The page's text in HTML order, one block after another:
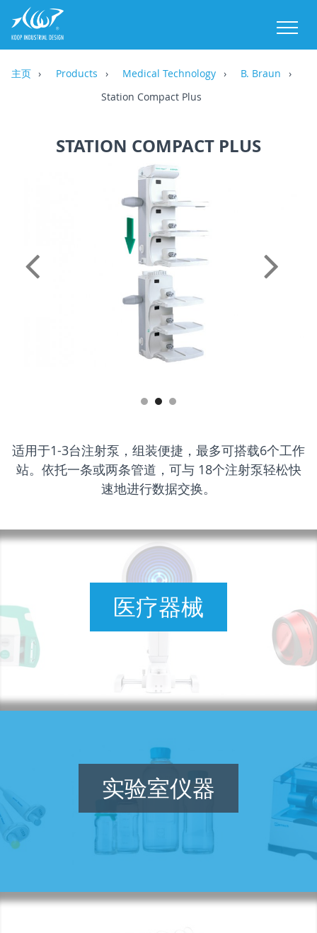
主页 Products Medical Technology
B. Braun
Station Compact Plus
STATION COMPACT PLUS
适用于1-3台注射泵，组装便捷，最多可搭载6个工作
站。依托一条或两条管道，可与 18个注射泵轻松快
速地进行数据交换。
医疗器械
实验室仪器